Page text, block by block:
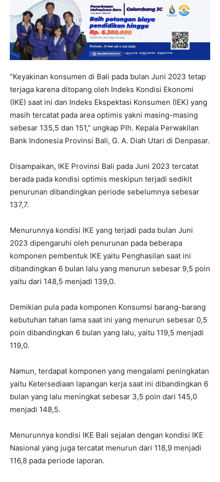
“Keyakinan konsumen di Bali pada bulan Juni 2023 tetap
terjaga karena ditopang oleh Indeks Kondisi Ekonomi
(IKE) saat ini dan Indeks Ekspektasi Konsumen (IEK) yang
masih tercatat pada area optimis yakni masing-masing
sebesar 135,5 dan 151,” ungkap Plh. Kepala Perwakilan
Bank Indonesia Provinsi Bali, G. A. Diah Utari di Denpasar.
Disampaikan, IKE Provinsi Bali pada Juni 2023 tercatat
berada pada kondisi optimis meskipun terjadi sedikit
penurunan dibandingkan periode sebelumnya sebesar
137,7.
Menurunnya kondisi IKE yang terjadi pada bulan Juni
2023 dipengaruhi oleh penurunan pada beberapa
komponen pembentuk IKE yaitu Penghasilan saat ini
dibandingkan 6 bulan lalu yang menurun sebesar 9,5 poin
yaitu dari 148,5 menjadi 139,0.
Demikian pula pada komponen Konsumsi barang-barang
kebutuhan tahan lama saat ini yang menurun sebesar 0,5
poin dibandingkan 6 bulan yang lalu, yaitu 119,5 menjadi
119,0.
Namun, terdapat komponen yang mengalami peningkatan
yaitu Ketersediaan lapangan kerja saat ini dibandingkan 6
bulan yang lalu meningkat sebesar 3,5 poin dari 145,0
menjadi 148,5.
Menurunnya kondisi IKE Bali sejalan dengan kondisi IKE
Nasional yang juga tercatat menurun dari 118,9 menjadi
116,8 pada periode laporan.